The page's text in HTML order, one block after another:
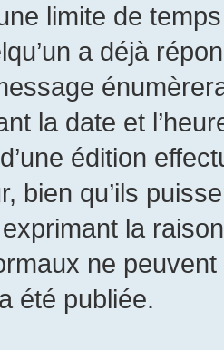
limite de
a déjà
la date et
d’une édition
bien qu’ils
la
ne
été publiée.